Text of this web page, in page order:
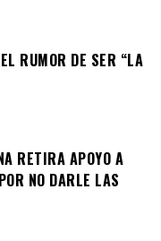
RUMOR DE SER “LA
RETIRA APOYO A
NO DARLE LAS